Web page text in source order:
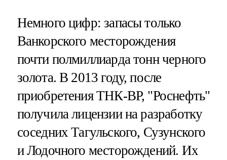
Немного цифр: запасы только
Ванкорского месторождения
почти полмиллиарда тонн черного
золота. В 2013 году, после
приобретения ТНК-ВР, "Роснефть"
получила лицензии на разработку
соседних Тагульского, Сузунского
и Лодочного месторождений. Их